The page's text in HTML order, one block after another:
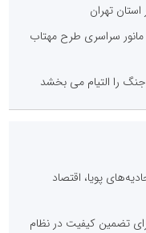
مانور سراسری طرح مهتاب
را التیام می بخشد
پویا، اقتصاد
تضمین کیفیت در نظام